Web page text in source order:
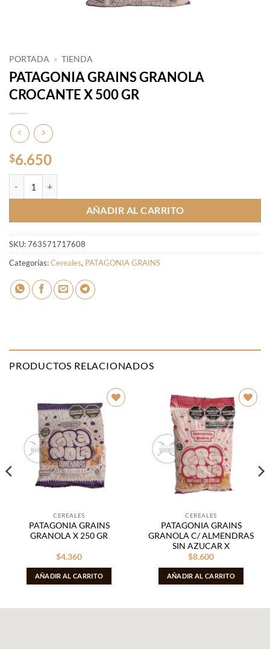
PORTADA » TIENDA
PATAGONIA GRAINS GRANOLA
CROCANTE X 500 GR
$6.650
AÑADIR AL CARRITO
SKU:763571717608
Categorías:Cereales, PATAGONIA GRAINS
PRODUCTOS RELACIONADOS
Añadir
deseos
CEREALES
PATAGONIA GRAINS
GRANOLA X 250 GR
$4.360
AÑADIR AL CARRITO
Añadir
CEREALES
PATAGONIA GRAINS
GRANOLA C/ ALMENDRAS
SIN AZUCAR X
$8.600
AÑADIR AL CARRITO